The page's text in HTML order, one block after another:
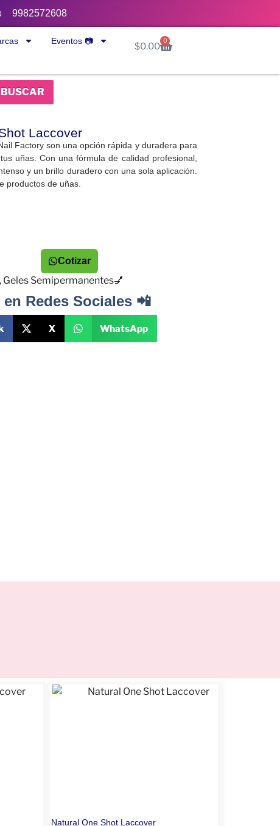
9982572608
Eventos 📷 $0.00
0
BUSCAR
Laccover
Factory son una opción rápida y duradera para
uñas. Con una fórmula de calidad profesional,
y un brillo duradero con una sola aplicación.
productos de uñas.
Cotizar
Geles Semipermanentes💅
Redes Sociales 📲
X WhatsApp
Natural One Shot Laccover